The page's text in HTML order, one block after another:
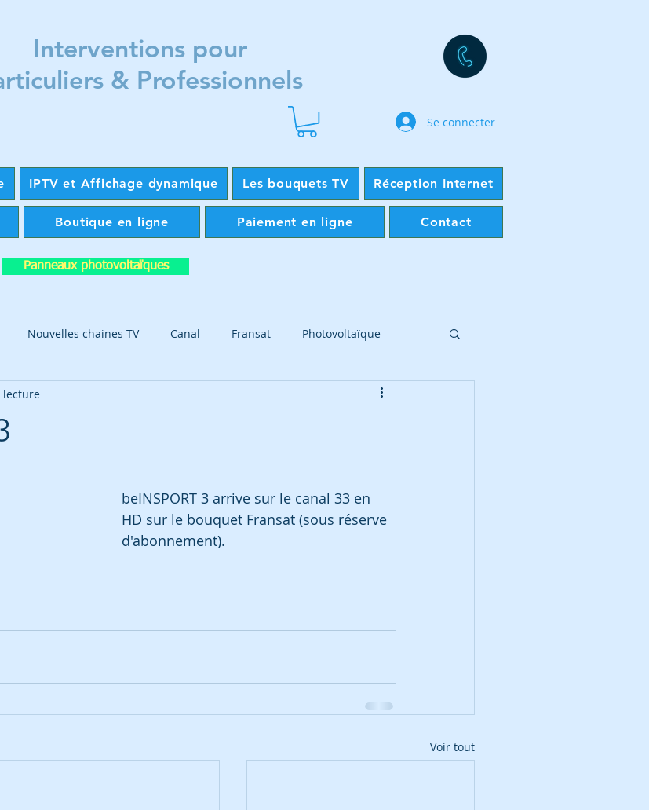
Interventions pour
& Professionnels
Se connecter
IPTV et Affichage dynamique Les bouquets TV Réception Internet
Boutique en ligne Paiement en ligne Contact
Panneaux photovoltaïques
Nouvelles chaines TV Canal Fransat Photovoltaïque
lecture
beINSPORT 3 arrive sur le canal 33 en
HD sur le bouquet Fransat (sous réserve
d'abonnement).
Voir tout